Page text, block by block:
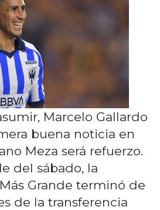
Marcelo Gallardo
buena noticia en
Meza será refuerzo.
del sábado, la
Grande terminó de
de la transferencia